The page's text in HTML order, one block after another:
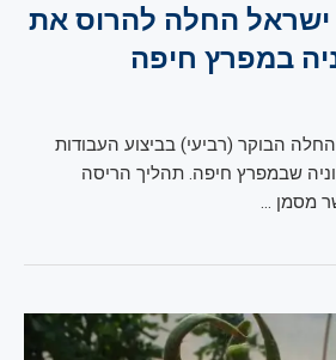
ישראל החלה להרוס את
במפרץ חיפה
הבוקר (רביעי) בביצוע העבודות
שבמפרץ חיפה. תהליך הריסה
מסמן …